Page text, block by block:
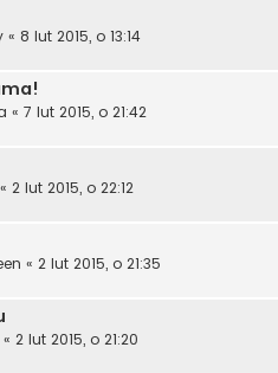
« 8 lut 2015, o 13:14
« 7 lut 2015, o 21:42
« 2 lut 2015, o 22:12
« 2 lut 2015, o 21:35
« 2 lut 2015, o 21:20